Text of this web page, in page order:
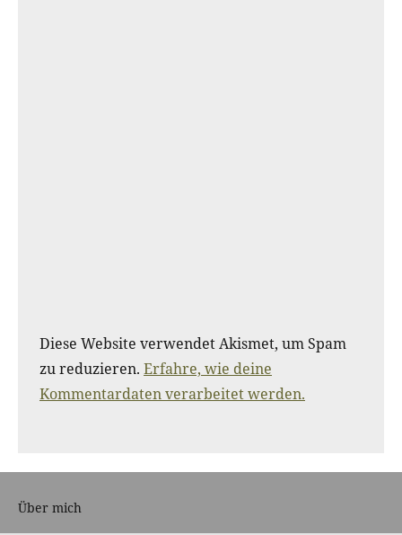
Diese Website verwendet Akismet, um Spam
zu reduzieren. Erfahre, wie deine
Kommentardaten verarbeitet werden.
Über mich